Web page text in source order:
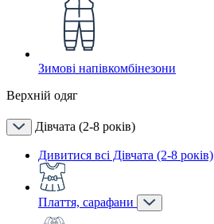
Зимові напівкомбінезони
Верхній одяг
Дівчата (2-8 років)
Дивитися всі Дівчата (2-8 років)
Плаття, сарафани